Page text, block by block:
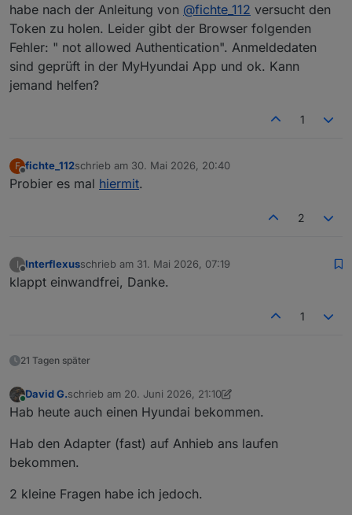
habe nach der Anleitung von @fichte_112 versucht den
Token zu holen. Leider gibt der Browser folgenden
Fehler: " not allowed Authentication". Anmeldedaten
sind geprüft in der MyHyundai App und ok. Kann
jemand helfen?
1
F
Offline
fichte_112schrieb am 30. Mai 2026, 20:40
zuletzt editiert von
Probier es mal hiermit.
2
I
Offline
Interflexusschrieb am 31. Mai 2026, 07:19
zuletzt editiert von
klappt einwandfrei, Danke.
1
21 Tagen später
Online
David G.schrieb am 20. Juni 2026, 21:10
zuletzt editiert von David G.
Hab heute auch einen Hyundai bekommen.
Hab den Adapter (fast) auf Anhieb ans laufen
bekommen.
2 kleine Fragen habe ich jedoch.